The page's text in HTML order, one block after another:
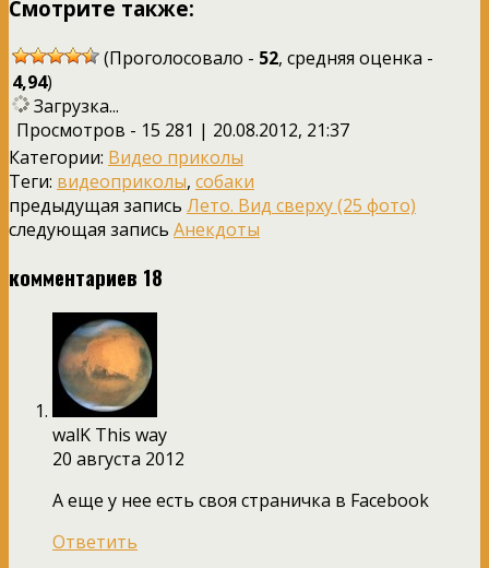
Смотрите также:
(Проголосовало - 52, средняя оценка -
4,94)
Загрузка...
Просмотров - 15 281 | 20.08.2012, 21:37
Категории: Видео приколы
Теги: видеоприколы, собаки
предыдущая запись Лето. Вид сверху (25 фото)
следующая запись Анекдоты
комментариев 18
walK This way
20 августа 2012
А еще у нее есть своя страничка в Facebook
Ответить